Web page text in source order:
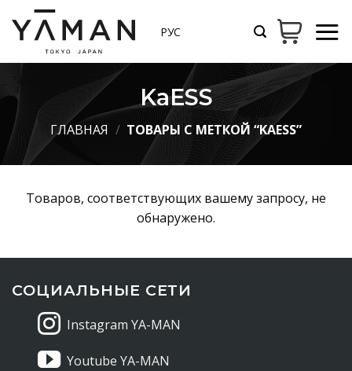
РУС
KaESS
ГЛАВНАЯ / ТОВАРЫ С МЕТКОЙ “KAESS”
Товаров, соответствующих вашему запросу, не
обнаружено.
СОЦИАЛЬНЫЕ СЕТИ
Instagram YA-MAN
Youtube YA-MAN